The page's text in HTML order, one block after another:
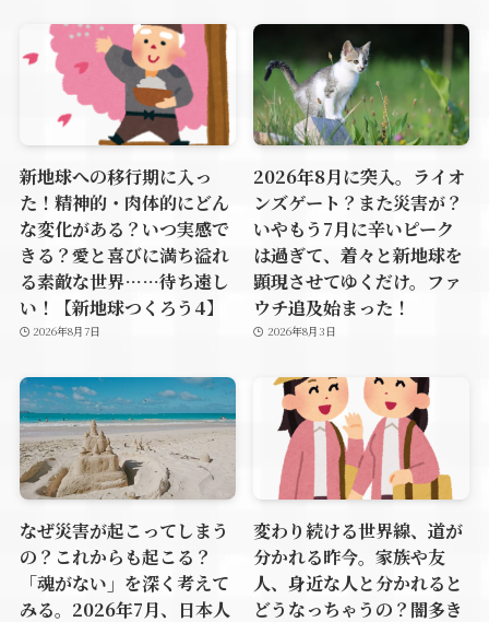
新地球への移行期に入っ
た！精神的・肉体的にどん
な変化がある？いつ実感で
きる？愛と喜びに満ち溢れ
る素敵な世界……待ち遠し
い！【新地球つくろう4】
2026年8月7日
2026年8月に突入。ライオ
ンズゲート？また災害が？
いやもう7月に辛いピーク
は過ぎて、着々と新地球を
顕現させてゆくだけ。ファ
ウチ追及始まった！
2026年8月3日
なぜ災害が起こってしまう
の？これからも起こる？
「魂がない」を深く考えて
みる。2026年7月、日本人
変わり続ける世界線、道が
分かれる昨今。家族や友
人、身近な人と分かれると
どうなっちゃうの？闇多き